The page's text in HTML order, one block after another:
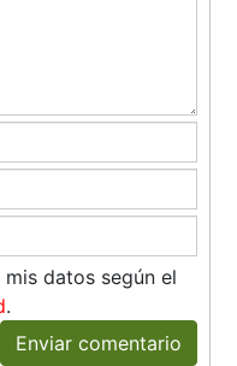
datos según el
.
Enviar comentario